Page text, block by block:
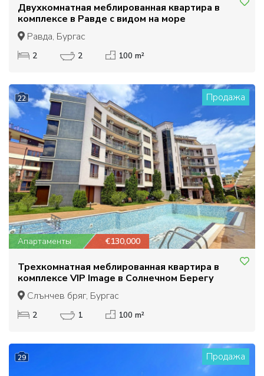
Двухкомнатная меблированная квартира в
комплексе в Равде с видом на море
Равда, Бургас
2 2 100 m²
22 Продажа
Апартаменты €130,000
Трехкомнатная меблированная квартира в
комплексе VIP Image в Солнечном Берегу
Слънчев бряг, Бургас
2 1 100 m²
29 Продажа